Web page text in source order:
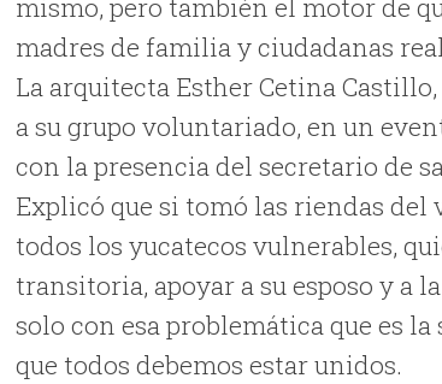
mismo, pero también el motor de
madres de familia y ciudadanas
La arquitecta Esther Cetina
a su grupo voluntariado, en un
con la presencia del secretario de
Explicó que si tomó las riendas
todos los yucatecos vulnerables,
transitoria, apoyar a su esposo y a
solo con esa problemática que es
que todos debemos estar unidos.